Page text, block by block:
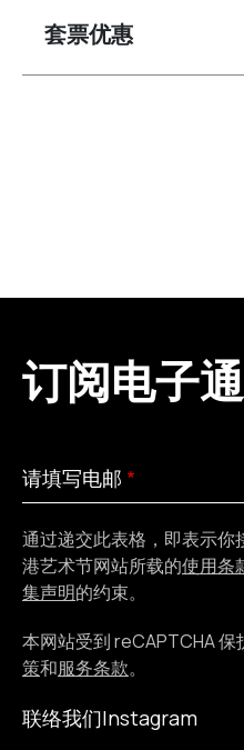
套票优惠
订阅电子
请
填
写
电
邮
此为必填栏位
请填写电邮
通过递交此表格，即表示你
港艺术节网站所载的使用条
集声明的约束。
本网站受到 reCAPTCHA
策和服务条款。
联络我们Instagram